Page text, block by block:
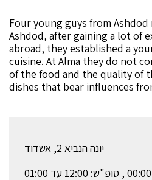
Four young guys from
Ashdod, after gaining a lot of
abroad, they established a
cuisine. At Alma they do not
of the food and the quality of
dishes that bear influences
יונה הנביא 2, אשדוד